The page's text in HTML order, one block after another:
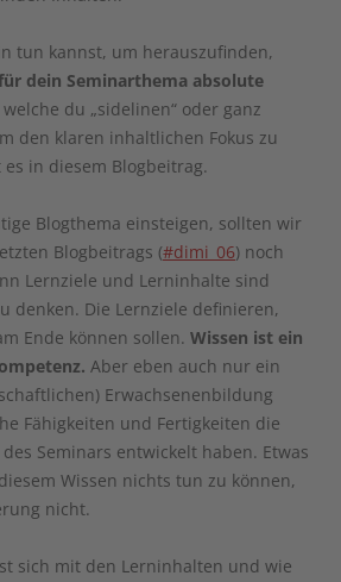
tun kannst, um herauszufinden,
dein Seminarthema absolute
du „sidelinen“ oder ganz
den klaren inhaltlichen Fokus zu
in diesem Blogbeitrag.
Blogthema einsteigen, sollten wir
Blogbeitrags (#dimi_06) noch
Lernziele und Lerninhalte sind
denken. Die Lernziele definieren,
Ende können sollen. Wissen ist ein
Aber eben auch nur ein
Erwachsenenbildung
Fähigkeiten und Fertigkeiten die
Seminars entwickelt haben. Etwas
Wissen nichts tun zu können,
nicht.
sich mit den Lerninhalten und wie